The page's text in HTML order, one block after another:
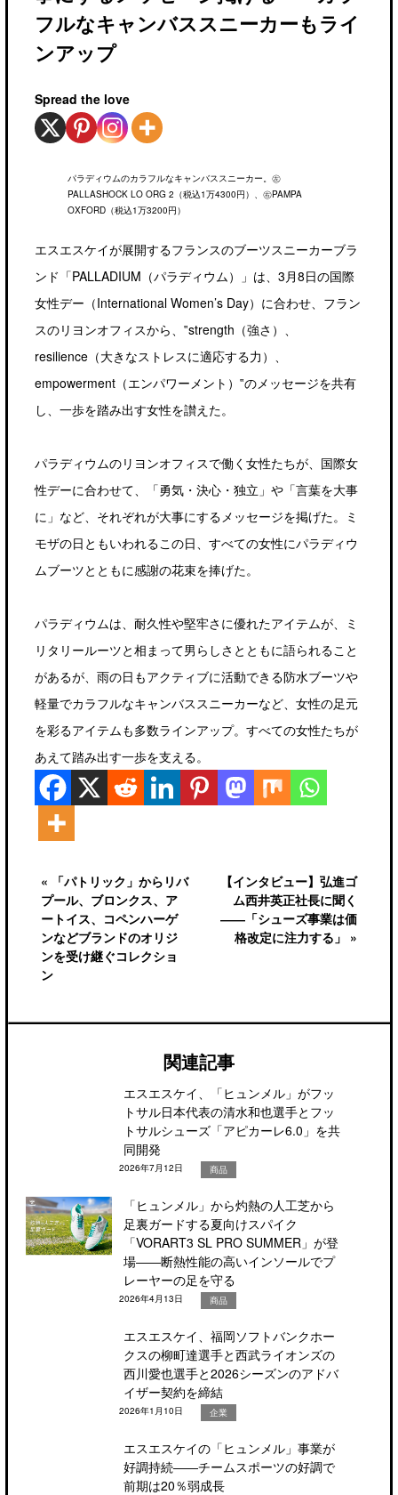
フルなキャンバススニーカーもライ
ンアップ
Spread the love
パラディウムのカラフルなキャンバススニーカー。㊧
PALLASHOCK LO ORG 2（税込1万4300円）、㊨PAMPA
OXFORD（税込1万3200円）
エスエスケイが展開するフランスのブーツスニーカーブラ
ンド「PALLADIUM（パラディウム）」は、3月8日の国際
女性デー（International Women’s Day）に合わせ、フラン
スのリヨンオフィスから、‟strength（強さ）、
resilience（大きなストレスに適応する力）、
empowerment（エンパワーメント）‟のメッセージを共有
し、一歩を踏み出す女性を讃えた。
パラディウムのリヨンオフィスで働く女性たちが、国際女
性デーに合わせて、「勇気・決心・独立」や「言葉を大事
に」など、それぞれが大事にするメッセージを掲げた。ミ
モザの日ともいわれるこの日、すべての女性にパラディウ
ムブーツとともに感謝の花束を捧げた。
パラディウムは、耐久性や堅牢さに優れたアイテムが、ミ
リタリールーツと相まって男らしさとともに語られること
があるが、雨の日もアクティブに活動できる防水ブーツや
軽量でカラフルなキャンバススニーカーなど、女性の足元
を彩るアイテムも多数ラインアップ。すべての女性たちが
あえて踏み出す一歩を支える。
« 「パトリック」からリバ
プール、ブロンクス、ア
ートイス、コペンハーゲ
ンなどブランドのオリジ
ンを受け継ぐコレクショ
ン
【インタビュー】弘進ゴ
ム西井英正社長に聞く
――「シューズ事業は価
格改定に注力する」 »
関連記事
エスエスケイ、「ヒュンメル」がフッ
トサル日本代表の清水和也選手とフッ
トサルシューズ「アピカーレ6.0」を共
同開発
2026年7月12日 商品
「ヒュンメル」から灼熱の人工芝から
足裏ガードする夏向けスパイク
「VORART3 SL PRO SUMMER」が登
場――断熱性能の高いインソールでプ
レーヤーの足を守る
2026年4月13日 商品
エスエスケイ、福岡ソフトバンクホー
クスの柳町達選手と西武ライオンズの
西川愛也選手と2026シーズンのアドバ
イザー契約を締結
2026年1月10日 企業
エスエスケイの「ヒュンメル」事業が
好調持続――チームスポーツの好調で
前期は20％弱成長